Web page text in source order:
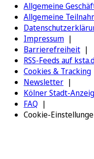
Allgemeine
Allgemeine
Impressum
Barrierefreiheit
RSS-Feeds auf
Cookies & Tracking
Newsletter
Kölner Stadt-
FAQ
Cookie-